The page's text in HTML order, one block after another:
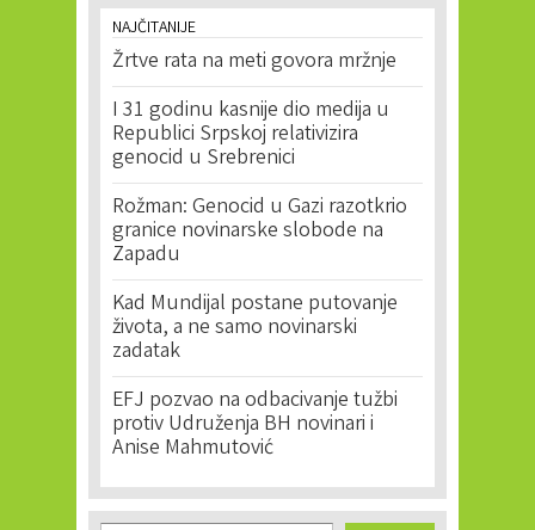
NAJČITANIJE
Žrtve rata na meti govora mržnje
I 31 godinu kasnije dio medija u
Republici Srpskoj relativizira
genocid u Srebrenici
Rožman: Genocid u Gazi razotkrio
granice novinarske slobode na
Zapadu
Kad Mundijal postane putovanje
života, a ne samo novinarski
zadatak
EFJ pozvao na odbacivanje tužbi
protiv Udruženja BH novinari i
Anise Mahmutović